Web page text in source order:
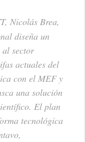
Nicolás Brea,
diseña un
sector
actuales del
con el MEF y
una solución
El plan
tecnológica